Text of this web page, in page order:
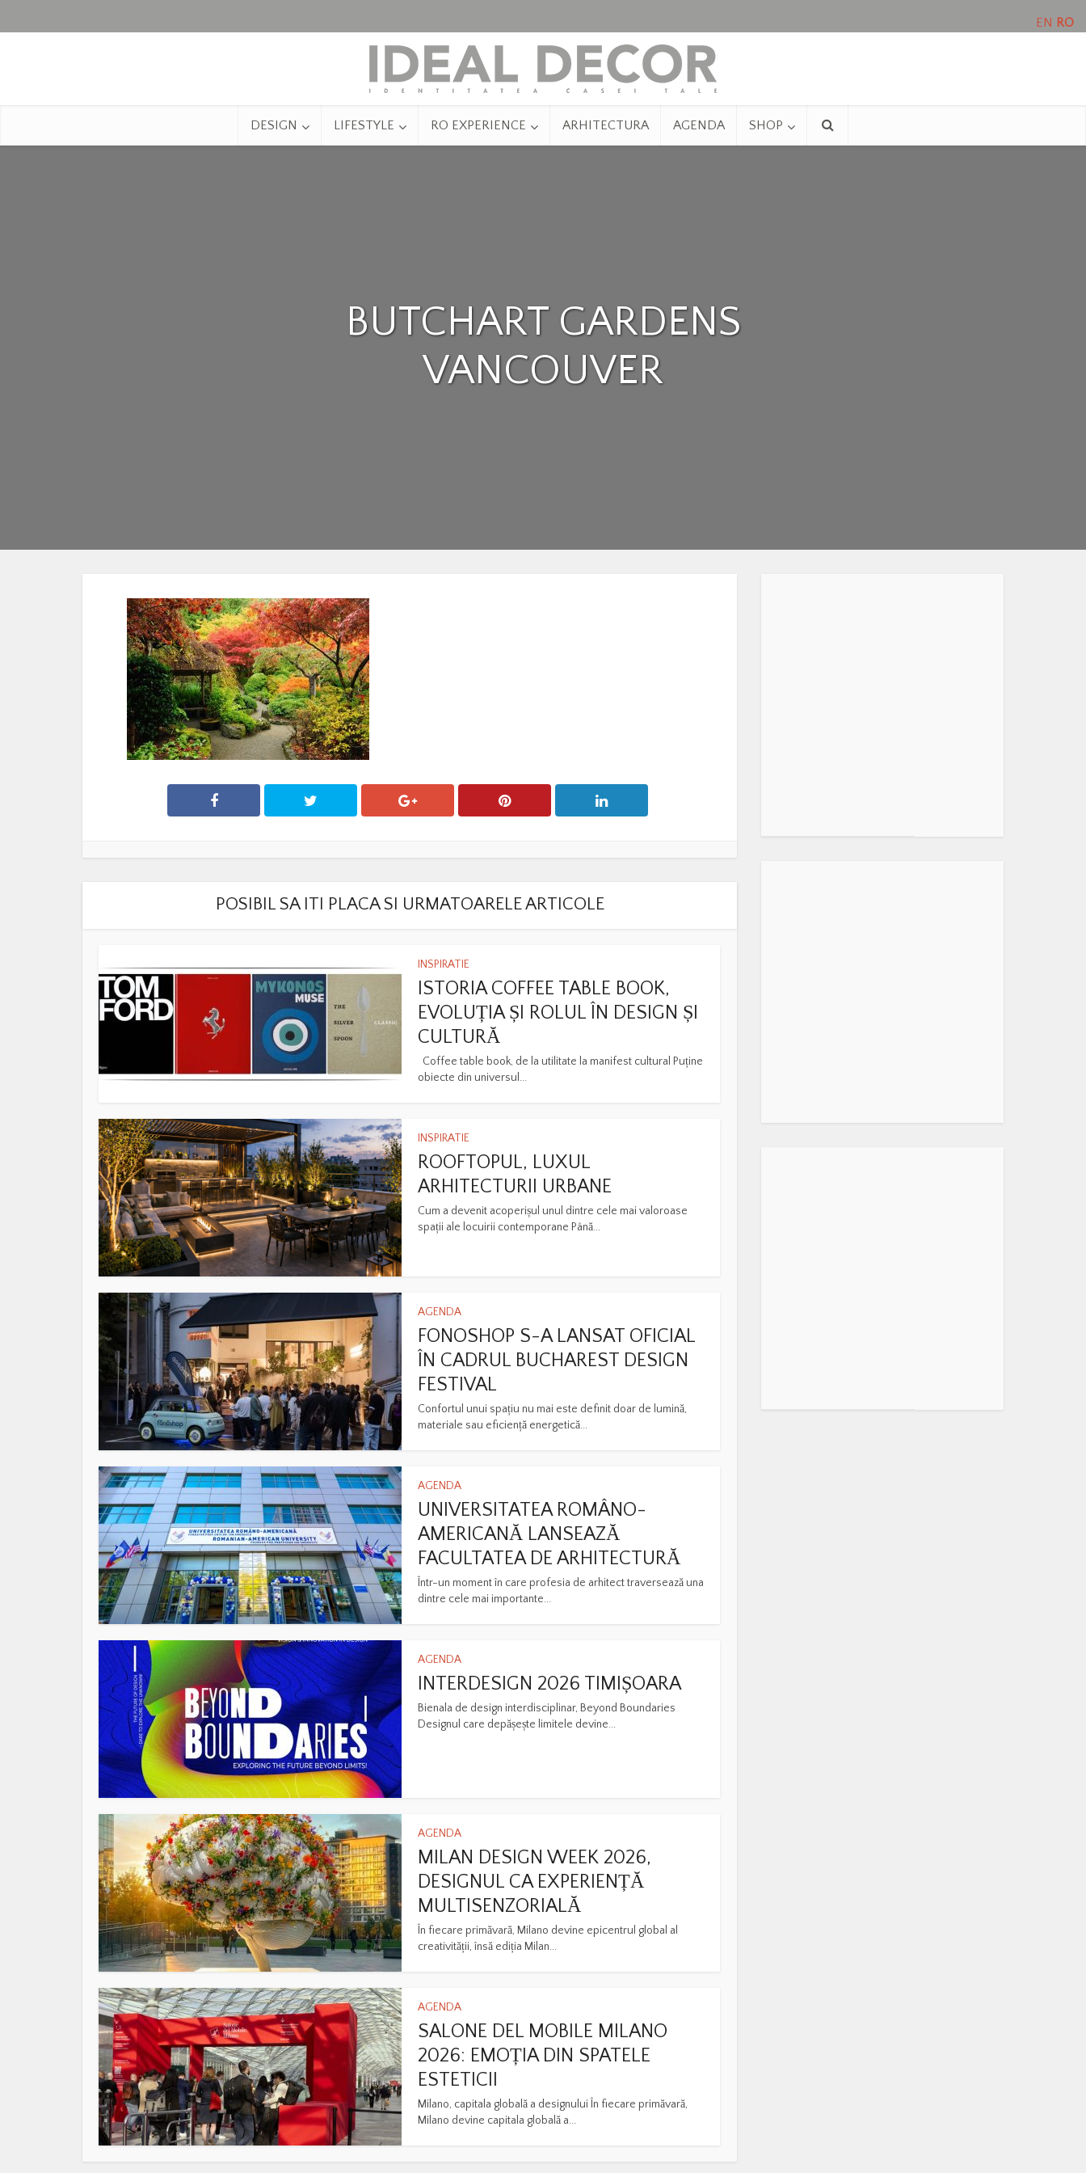
DESIGN LIFESTYLE RO EXPERIENCE ARHITECTURA AGENDA SHOP
BUTCHART GARDENS
VANCOUVER
POSIBIL SA ITI PLACA SI URMATOARELE ARTICOLE
INSPIRATIE
ISTORIA COFFEE TABLE BOOK,
EVOLUȚIA ȘI ROLUL ÎN DESIGN ȘI
CULTURĂ
Coffee table book, de la utilitate la manifest cultural Puține
obiecte din universul...
INSPIRATIE
ROOFTOPUL, LUXUL
ARHITECTURII URBANE
Cum a devenit acoperișul unul dintre cele mai valoroase
spații ale locuirii contemporane Până...
AGENDA
FONOSHOP S-A LANSAT OFICIAL
ÎN CADRUL BUCHAREST DESIGN
FESTIVAL
Confortul unui spațiu nu mai este definit doar de lumină,
materiale sau eficiență energetică...
AGENDA
UNIVERSITATEA ROMÂNO-
AMERICANĂ LANSEAZĂ
FACULTATEA DE ARHITECTURĂ
Într-un moment în care profesia de arhitect traversează una
dintre cele mai importante...
AGENDA
INTERDESIGN 2026 TIMIȘOARA
Bienala de design interdisciplinar, Beyond Boundaries
Designul care depășește limitele devine...
AGENDA
MILAN DESIGN WEEK 2026,
DESIGNUL CA EXPERIENȚĂ
MULTISENZORIALĂ
În fiecare primăvară, Milano devine epicentrul global al
creativității, însă ediția Milan...
AGENDA
SALONE DEL MOBILE MILANO
2026: EMOȚIA DIN SPATELE
ESTETICII
Milano, capitala globală a designului În fiecare primăvară,
Milano devine capitala globală a...
EN RO